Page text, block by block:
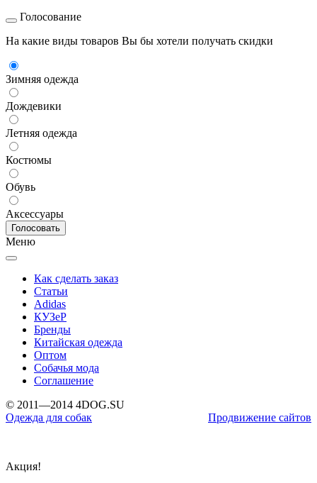
Голосование
На какие виды товаров Вы бы хотели получать скидки
Зимняя одежда
Дождевики
Летняя одежда
Костюмы
Обувь
Аксессуары
Меню
Как сделать заказ
Статьи
Adidas
КУЗеР
Бренды
Китайская одежда
Оптом
Собачья мода
Соглашение
© 2011—2014 4DOG.SU
Одежда для собак
Продвижение сайтов
Акция!